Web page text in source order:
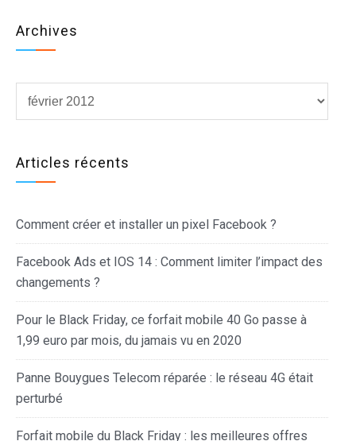
Archives
Articles récents
Comment créer et installer un pixel Facebook ?
Facebook Ads et IOS 14 : Comment limiter l’impact des
changements ?
Pour le Black Friday, ce forfait mobile 40 Go passe à
1,99 euro par mois, du jamais vu en 2020
Panne Bouygues Telecom réparée : le réseau 4G était
perturbé
Forfait mobile du Black Friday : les meilleures offres